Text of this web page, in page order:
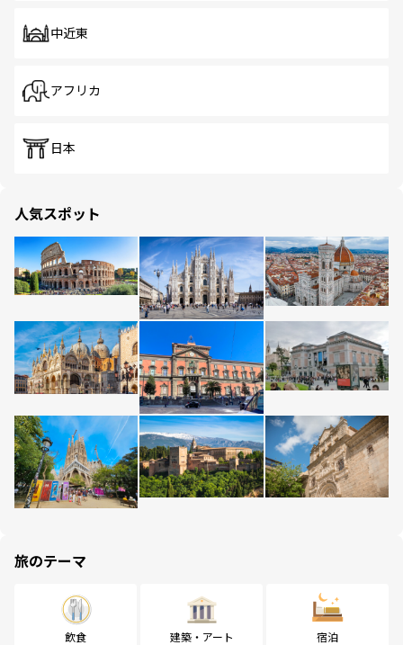
中近東
アフリカ
日本
人気スポット
旅のテーマ
飲食 建築・アート 宿泊